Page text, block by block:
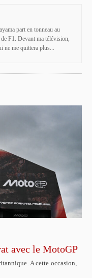
part en tonneau au
F1. Devant ma télévision,
ne me quittera plus...
avec le MotoGP
A cette occasion,